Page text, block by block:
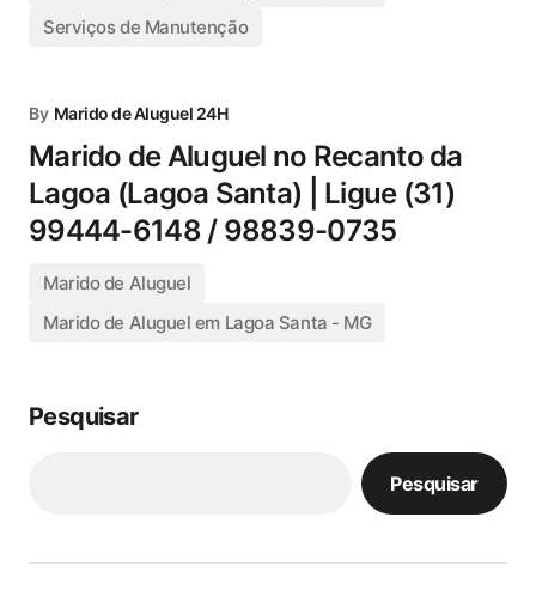
Serviços de Manutenção
By Marido de Aluguel 24H
Marido de Aluguel no Recanto da
Lagoa (Lagoa Santa) | Ligue (31)
99444-6148 / 98839-0735
Marido de Aluguel
Marido de Aluguel em Lagoa Santa - MG
Pesquisar
Pesquisar